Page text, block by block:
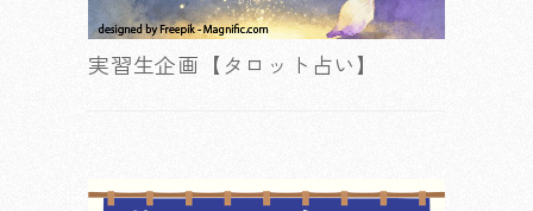
実習生企画【タロット占い】